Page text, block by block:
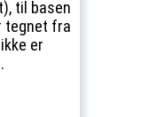
til basen
tegnet fra
er